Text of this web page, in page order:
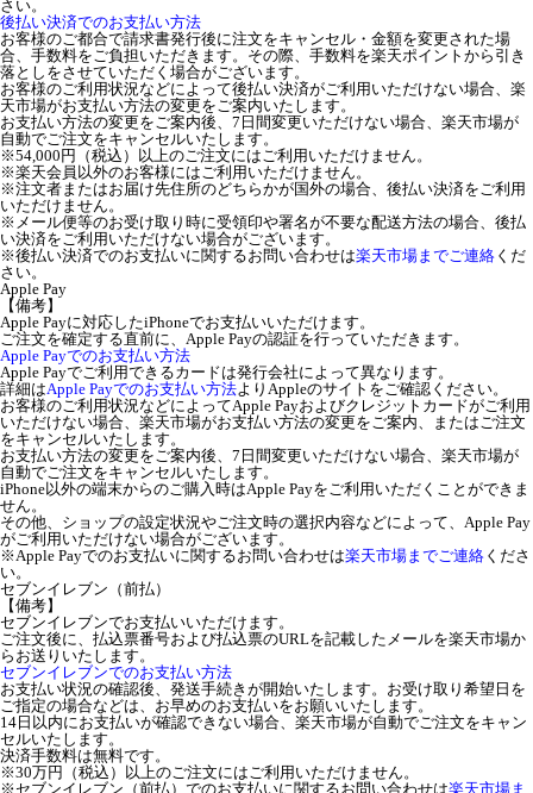
さい。
後払い決済でのお支払い方法
お客様のご都合で請求書発行後に注文をキャンセル・金額を変更された場
合、手数料をご負担いただきます。その際、手数料を楽天ポイントから引き
落としをさせていただく場合がございます。
お客様のご利用状況などによって後払い決済がご利用いただけない場合、楽
天市場がお支払い方法の変更をご案内いたします。
お支払い方法の変更をご案内後、7日間変更いただけない場合、楽天市場が
自動でご注文をキャンセルいたします。
※54,000円（税込）以上のご注文にはご利用いただけません。
※楽天会員以外のお客様にはご利用いただけません。
※注文者またはお届け先住所のどちらかが国外の場合、後払い決済をご利用
いただけません。
※メール便等のお受け取り時に受領印や署名が不要な配送方法の場合、後払
い決済をご利用いただけない場合がございます。
※後払い決済でのお支払いに関するお問い合わせは楽天市場までご連絡 くだ
さい。
Apple Pay
【備考】
Apple Payに対応したiPhoneでお支払いいただけます。
ご注文を確定する直前に、Apple Payの認証を行っていただきます。
Apple Payでのお支払い方法
Apple Payでご利用できるカードは発行会社によって異なります。
詳細はApple Payでのお支払い方法よりAppleのサイトをご確認ください。
お客様のご利用状況などによってApple Payおよびクレジットカードがご利用
いただけない場合、楽天市場がお支払い方法の変更をご案内、またはご注文
をキャンセルいたします。
お支払い方法の変更をご案内後、7日間変更いただけない場合、楽天市場が
自動でご注文をキャンセルいたします。
iPhone以外の端末からのご購入時はApple Payをご利用いただくことができま
せん。
その他、ショップの設定状況やご注文時の選択内容などによって、Apple Pay
がご利用いただけない場合がございます。
※Apple Payでのお支払いに関するお問い合わせは楽天市場までご連絡 くださ
い。
セブンイレブン（前払）
【備考】
セブンイレブンでお支払いいただけます。
ご注文後に、払込票番号および払込票のURLを記載したメールを楽天市場か
らお送りいたします。
セブンイレブンでのお支払い方法
お支払い状況の確認後、発送手続きが開始いたします。お受け取り希望日を
ご指定の場合などは、お早めのお支払いをお願いいたします。
14日以内にお支払いが確認できない場合、楽天市場が自動でご注文をキャン
セルいたします。
決済手数料は無料です。
※30万円（税込）以上のご注文にはご利用いただけません。
※セブンイレブン（前払）でのお支払いに関するお問い合わせは楽天市場ま